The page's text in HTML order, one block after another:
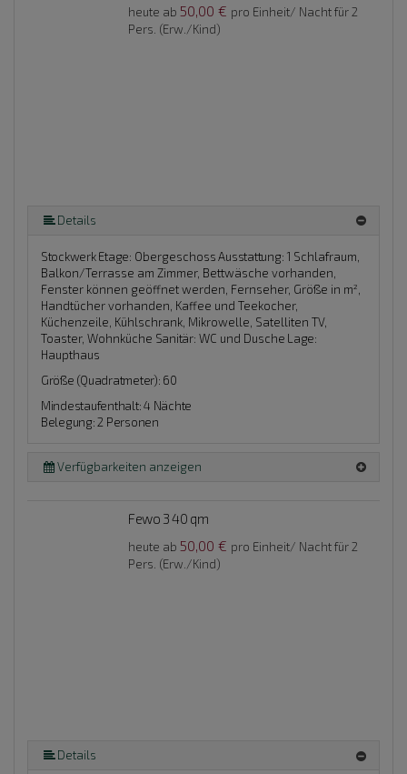
heute ab 50,00 € pro Einheit/ Nacht für 2
Pers. (Erw./Kind)
Details
Stockwerk Etage: ObergeschossAusstattung: 1 Schlafraum,
Balkon/Terrasse am Zimmer, Bettwäsche vorhanden,
Fenster können geöffnet werden, Fernseher, Größe in m²,
Handtücher vorhanden, Kaffee und Teekocher,
Küchenzeile, Kühlschrank, Mikrowelle, Satelliten TV,
Toaster, Wohnküche Sanitär: WC und Dusche Lage:
Haupthaus
Größe (Quadratmeter): 60
Mindestaufenthalt: 4 Nächte
Belegung: 2 Personen
Verfügbarkeiten anzeigen
Fewo 3 40 qm
heute ab 50,00 € pro Einheit/ Nacht für 2
Pers. (Erw./Kind)
Details